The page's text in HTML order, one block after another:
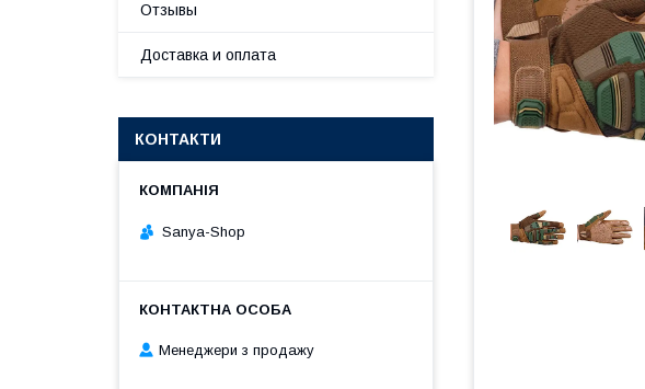
Отзывы
Доставка и оплата
КОНТАКТИ
Sanya-Shop
Менеджери з продажу